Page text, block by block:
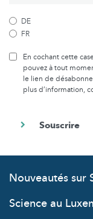
DE
FR
En cochant cette
pouvez à tout
le lien de
plus d’information,
Nouveautés sur
Science au